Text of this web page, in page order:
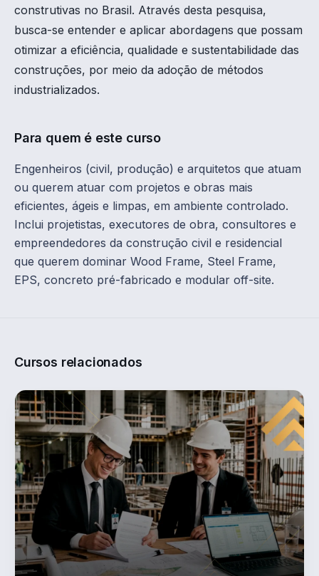
construtivas no Brasil. Através desta pesquisa,
busca-se entender e aplicar abordagens que possam
otimizar a eficiência, qualidade e sustentabilidade das
construções, por meio da adoção de métodos
industrializados.
Para quem é este curso
Engenheiros (civil, produção) e arquitetos que atuam
ou querem atuar com projetos e obras mais
eficientes, ágeis e limpas, em ambiente controlado.
Inclui projetistas, executores de obra, consultores e
empreendedores da construção civil e residencial
que querem dominar Wood Frame, Steel Frame,
EPS, concreto pré-fabricado e modular off-site.
Cursos relacionados